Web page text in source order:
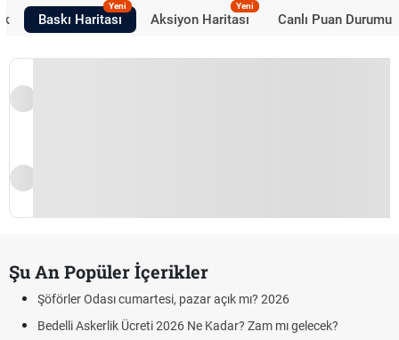
Baskı Haritası
Yeni
Aksiyon Haritası
Yeni
Canlı Puan Durumu
Şu An Popüler İçerikler
Şöförler Odası cumartesi, pazar açık mı? 2026
Bedelli Askerlik Ücreti 2026 Ne Kadar? Zam mı gelecek?